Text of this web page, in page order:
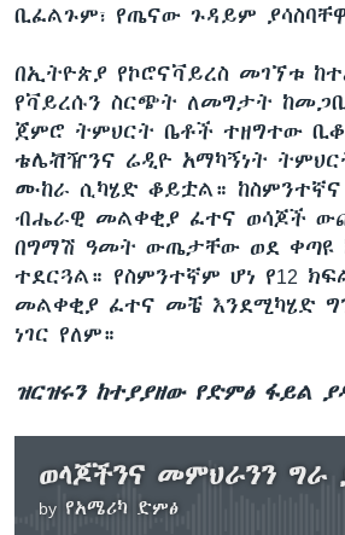
ቢፈልጉም፣ የጤናው ጉዳይም
በኢትዮጵያ የኮሮናቫይረስ መገኘቱ
የቫይረሱን ስርጭት ለመግታት
ጀምሮ ትምህርት ቤቶች ተዘግተው
ቴሌቭዥንና ሬዲዮ አማካኝነት
ሙከራ ሲካሄድ ቆይቷል። ከስምንተኛና
ብሔራዊ መልቀቂያ ፈተና ወሳጆች
በግማሽ ዓመት ውጤታቸው ወደ ቀጣዩ
ተደርጓል። የስምንተኛም ሆነ የ12
መልቀቂያ ፈተና መቼ እንደሚካሄድ
ነገር የለም።
ዝርዝሩን ከተያያዘው የድምፅ ፋይል
by የአሜሪካ ድምፅ
No media source